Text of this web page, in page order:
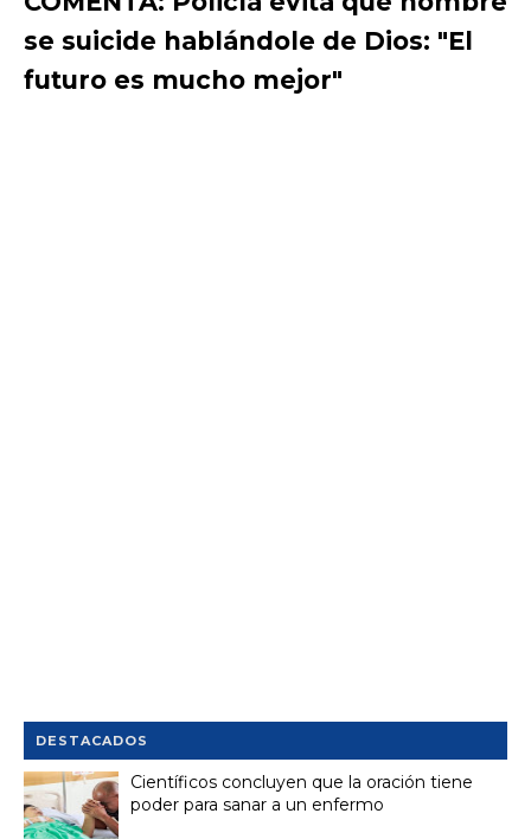
se suicide hablándole de Dios: "El
futuro es mucho mejor"
DESTACADOS
Científicos concluyen que la oración tiene
poder para sanar a un enfermo